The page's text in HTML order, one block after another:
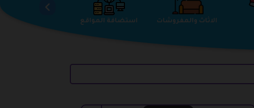
استضافة المواقع الاثاث والمفروشات الاحذية